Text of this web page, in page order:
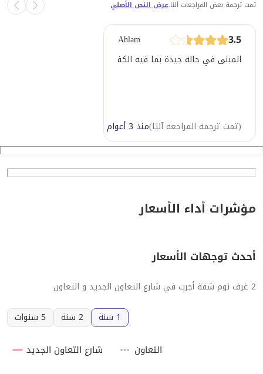
تمت ترجمة بعض المراجعات آليًا.عرض النص الأصلي
3.5
Ahlam
المبنى في حالة جيدة بما فيه الكفاية. المالك متفهم ومتعاون
(تمت ترجمة المراجعة آليًا)منذ 3 أعوام
مؤشرات أداء الأسعار
أحدث توجهات الأسعار
2 غرف نوم شقة أجرت في شارع التعاون الجديد و التعاون
1 سنة
2 سنة 5 سنوات
شارع التعاون الجديد التعاون